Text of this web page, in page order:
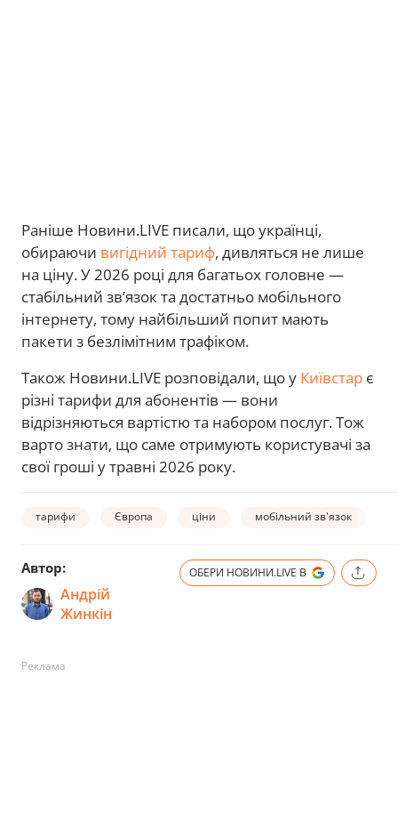
Раніше Новини.LIVE писали, що українці,
обираючи вигідний тариф, дивляться не лише
на ціну. У 2026 році для багатьох головне —
стабільний зв’язок та достатньо мобільного
інтернету, тому найбільший попит мають
пакети з безлімітним трафіком.
Також Новини.LIVE розповідали, що у Київстар є
різні тарифи для абонентів — вони
відрізняються вартістю та набором послуг. Тож
варто знати, що саме отримують користувачі за
свої гроші у травні 2026 року.
тарифи Європа ціни мобільний зв'язок
Автор:
Андрій
Жинкін
ОБЕРИ НОВИНИ.LIVE В
Реклама